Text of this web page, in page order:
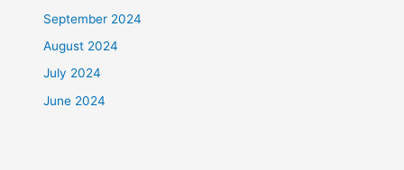
September 2024
August 2024
July 2024
June 2024